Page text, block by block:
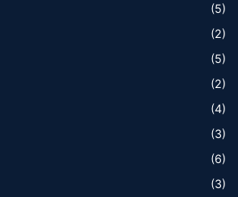
(5)
(2)
(5)
(2)
(4)
(3)
(6)
(3)